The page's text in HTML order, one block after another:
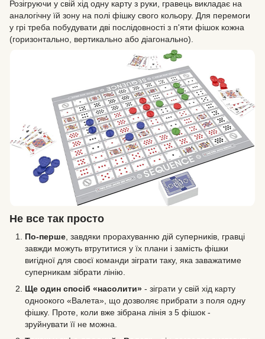
Розігруючи у свій хід одну карту з руки, гравець викладає на
аналогічну їй зону на полі фішку свого кольору. Для перемоги
у грі треба побудувати дві послідовності з п'яти фішок кожна
(горизонтально, вертикально або діагонально).
Не все так просто
По-перше , завдяки прорахуванню дій суперників, гравці
завжди можуть втрутитися у їх плани і замість фішки
вигідної для своєї команди зіграти таку, яка заважатиме
суперникам зібрати лінію.
Ще один спосіб «насолити» - зіграти у свій хід карту
одноокого «Валета», що дозволяє прибрати з поля одну
фішку. Проте, коли вже зібрана лінія з 5 фішок -
зруйнувати її не можна.